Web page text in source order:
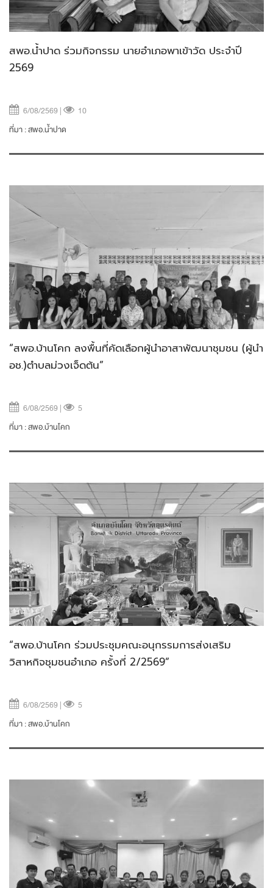
สพอ.น้ำปาด ร่วมกิจกรรม นายอำเภอพาเข้าวัด ประจำปี
2569
6/08/2569 |
10
ที่มา :สพอ.น้ำปาด
“สพอ.บ้านโคก ลงพื้นที่คัดเลือกผู้นำอาสาพัฒนาชุมชน (ผู้นำ
อช.)ตำบลม่วงเจ็ดต้น”
6/08/2569 |
5
ที่มา :สพอ.บ้านโคก
“สพอ.บ้านโคก ร่วมประชุมคณะอนุกรรมการส่งเสริม
วิสาหกิจชุมชนอำเภอ ครั้งที่ 2/2569”
6/08/2569 |
5
ที่มา :สพอ.บ้านโคก